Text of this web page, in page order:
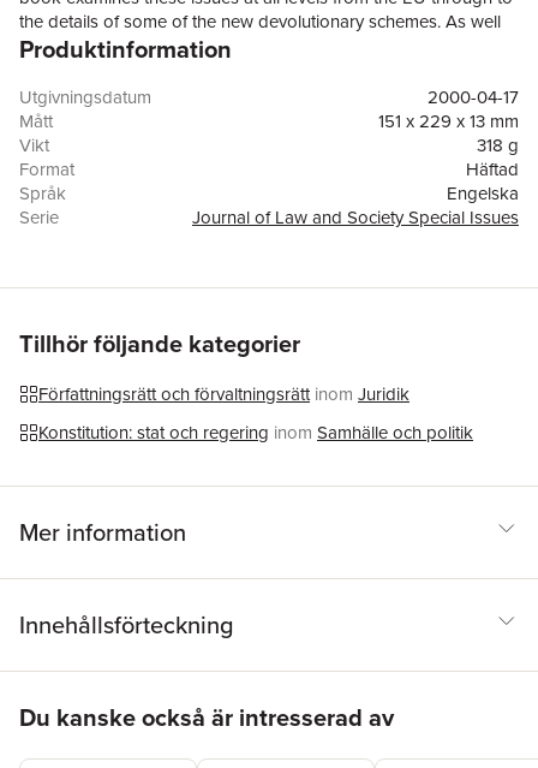
the details of some of the new devolutionary schemes. As well
as examining how constitutionalism operates at levels and in
the essays seek to respond to the challenge of securing
accountability and participation in the new climate.
Produktinformation
Utgivningsdatum
2000-04-17
Mått
151 x 229 x 13 mm
Vikt
318 g
Format
Häftad
Språk
Engelska
Serie
Journal of Law and Society Special Issues
ISBN
9780631218845
Tillhör följande kategorier
Författningsrätt och förvaltningsrätt inom Juridik
Konstitution: stat och regering inom Samhälle och politik
Mer information
Innehållsförteckning
Du kanske också är intresserad av